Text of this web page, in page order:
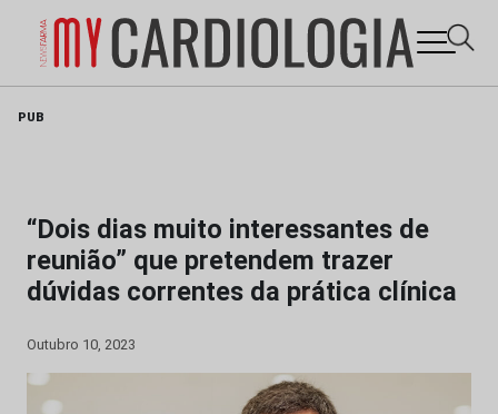
PUB
“Dois dias muito interessantes de
reunião” que pretendem trazer
dúvidas correntes da prática clínica
Outubro 10, 2023